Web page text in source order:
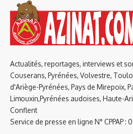
Actualités, reportages, interviews et
Couserans, Pyrénées, Volvestre,
d'Ariège-Pyrénées, Pays de Mirepoix,
Limouxin,Pyrénées audoises, Haute-
Conflent
Service de presse en ligne N° CPPAP :